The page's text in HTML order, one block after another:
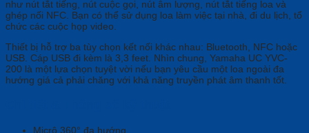
như nút tắt tiếng, nút cuộc gọi, nút âm lượng, nút tắt tiếng loa và
ghép nối NFC. Bạn có thể sử dụng loa làm việc tại nhà, đi du lịch, tổ
chức các cuộc họp video.
Thiết bị hỗ trợ ba tùy chọn kết nối khác nhau: Bluetooth, NFC hoặc
USB. Cáp USB đi kèm là 3,3 feet. Nhìn chung, Yamaha UC YVC-
200 là một lựa chọn tuyệt vời nếu bạn yêu cầu một loa ngoài đa
hướng giá cả phải chăng với khả năng truyền phát âm thanh tốt.
Micrô 360° đa hướng